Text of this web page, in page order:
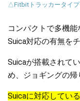
△Fitbitトラッカータイ
コンパクトで多機能
Suica対応の有無を
Suicaが搭載されて
め、ジョギングの帰
Suicaに対応してい